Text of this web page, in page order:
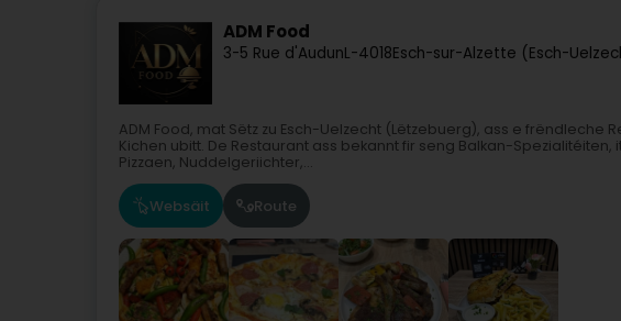
ADM Food
3-5 Rue d'AudunL-4018Esch-sur-Alzette (Esch-
ADM Food, mat Sëtz zu Esch-Uelzecht (Lëtzebuerg), ass e
Kichen ubitt. De Restaurant ass bekannt fir seng Balkan-
Pizzaen, Nuddelgeriichter,...
Websäit Route